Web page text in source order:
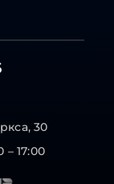
30
– 17:00